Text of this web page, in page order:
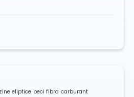
eliptice beci fibra carburant